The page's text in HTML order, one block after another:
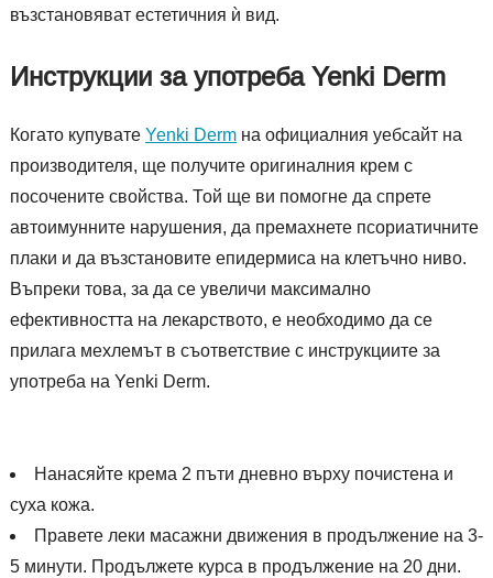
възстановяват естетичния ѝ вид.
Инструкции за употреба Yenki Derm
Когато купувате Yenki Dermна официалния уебсайт на
производителя, ще получите оригиналния крем с
посочените свойства. Той ще ви помогне да спрете
автоимунните нарушения, да премахнете псориатичните
плаки и да възстановите епидермиса на клетъчно ниво.
Въпреки това, за да се увеличи максимално
ефективността на лекарството, е необходимо да се
прилага мехлемът в съответствие с инструкциите за
употреба на Yenki Derm.
Нанасяйте крема 2 пъти дневно върху почистена и
суха кожа.
Правете леки масажни движения в продължение на 3-
5 минути. Продължете курса в продължение на 20 дни.